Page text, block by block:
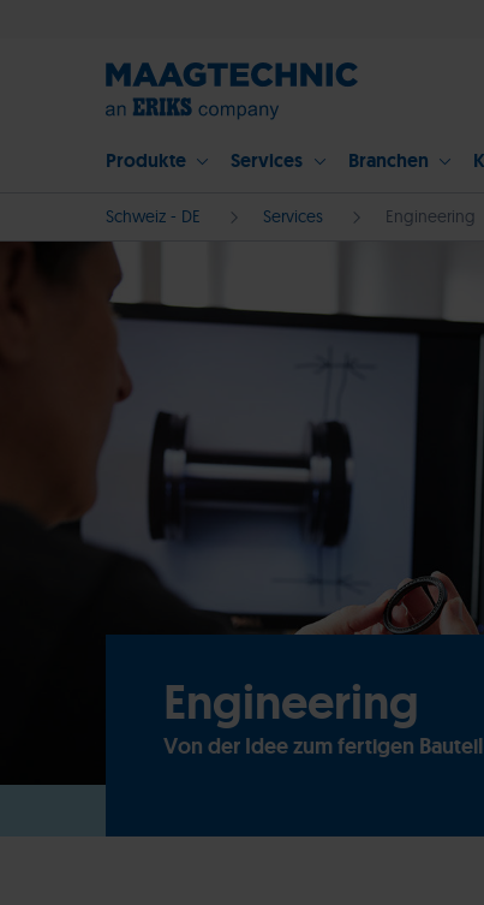
Produkte Services Branchen
Schweiz - DE Services Engineering
Engineering
Von der Idee zum fertigen Bauteil